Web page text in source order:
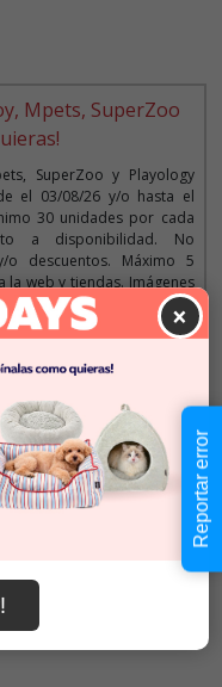
Mpets, SuperZoo
SuperZoo y Playology
el 03/08/26 y/o hasta el
30 unidades por cada
a disponibilidad. No
o descuentos. Máximo 5
web y tiendas. Imágenes
Cantidad:
-
×
Reportar error